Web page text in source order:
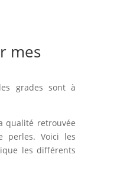
mes
grades sont à
qualité retrouvée
perles. Voici les
les différents